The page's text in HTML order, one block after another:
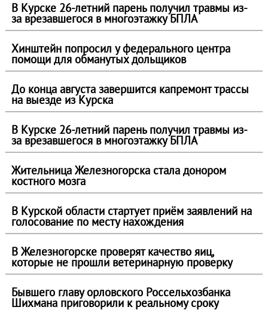
В Курске 26-летний парень получил травмы из-
за врезавшегося в многоэтажку БПЛА
Хинштейн попросил у федерального центра
помощи для обманутых дольщиков
До конца августа завершится капремонт трассы
на выезде из Курска
В Курске 26-летний парень получил травмы из-
за врезавшегося в многоэтажку БПЛА
Жительница Железногорска стала донором
костного мозга
В Курской области стартует приём заявлений на
голосование по месту нахождения
В Железногорске проверят качество яиц,
которые не прошли ветеринарную проверку
Бывшего главу орловского Россельхозбанка
Шихмана приговорили к реальному сроку